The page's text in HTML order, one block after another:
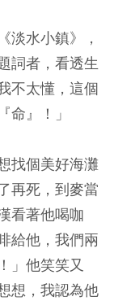
淡水小鎮》，
詞者，看透生
不太懂，這個
命』！」
找個美好海灘
再死，到麥當
看著他喝咖
給他，我們兩
」他笑笑又
想，我認為他